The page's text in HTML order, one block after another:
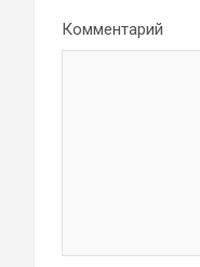
Комментарий